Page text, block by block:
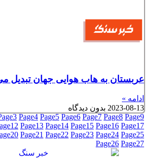
عربستان به هاب هوایی جهان تبدیل
ادامه »
2023-08-13 بدون دیدگاه
3 Page4 Page5 Page6 Page7 Page8 Page9
12 Page13 Page14 Page15 Page16 Page17
20 Page21 Page22 Page23 Page24 Page25
Page26 Page27